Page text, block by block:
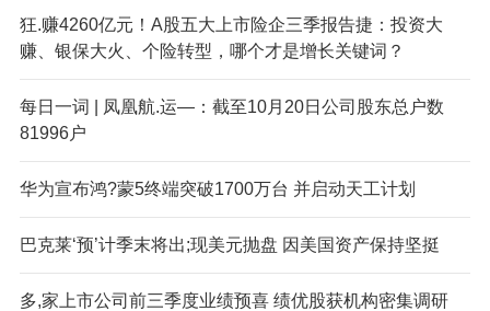
狂.赚4260亿元！A股五大上市险企三季报告捷：投资大
赚、银保大火、个险转型，哪个才是增长关键词？
每日一词 | 凤凰航.运—：截至10月20日公司股东总户数
81996户
华为宣布鸿?蒙5终端突破1700万台 并启动天工计划
巴克莱‘预’计季末将出;现美元抛盘 因美国资产保持坚挺
多,家上市公司前三季度业绩预喜 绩优股获机构密集调研